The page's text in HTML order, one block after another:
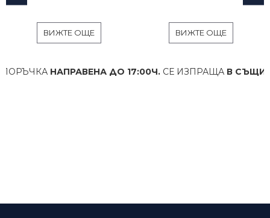
ВИЖТЕ ОЩЕ ВИЖТЕ ОЩЕ
НАПРАВЕНА ДО 17:00Ч.СЕ ИЗПРАЩАВ СЪЩИЯ